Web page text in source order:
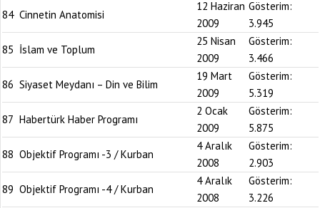
84 Cinnetin Anatomisi
12 Haziran
2009
Gösterim:
3.945
85 İslam ve Toplum
25 Nisan
2009
Gösterim:
3.466
86 Siyaset Meydanı – Din ve Bilim
19 Mart
2009
Gösterim:
5.319
87 Habertürk Haber Programı
2 Ocak
2009
Gösterim:
5.875
88 Objektif Programı -3 / Kurban
4 Aralık
2008
Gösterim:
2.903
89 Objektif Programı -4 / Kurban
4 Aralık
2008
Gösterim:
3.226